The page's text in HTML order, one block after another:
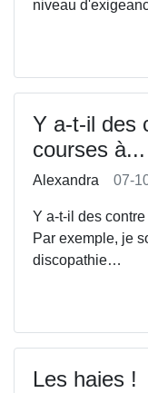
niveau
Y a-t-il des
courses à...
Alexandra 07-
Y a-t-il des
Par exemple, je
discopathie…
Les haies !